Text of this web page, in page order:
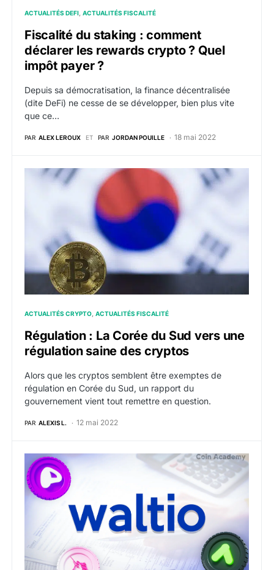
ACTUALITÉS DEFI ACTUALITÉS FISCALITÉ
Fiscalité du staking : comment
déclarer les rewards crypto ? Quel
impôt payer ?
Depuis sa démocratisation, la finance décentralisée
(dite DeFi) ne cesse de se développer, bien plus vite
que ce…
PAR ALEX LEROUX ET PAR JORDAN POUILLE 18 mai 2022
Régulation : La Corée du Sud vers une régulation
ACTUALITÉS CRYPTO ACTUALITÉS FISCALITÉ
Régulation : La Corée du Sud vers une
régulation saine des cryptos
Alors que les cryptos semblent être exemptes de
régulation en Corée du Sud, un rapport du
gouvernement vient tout remettre en question.
PAR ALEXIS L. 12 mai 2022
Déclarer ses transactions crypto de plateformes